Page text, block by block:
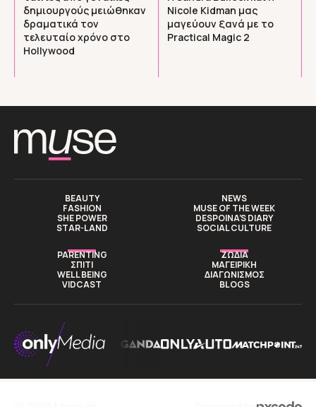
δημιουργούς μειώθηκαν
δραματικά τον
τελευταίο χρόνο στο
Hollywood
Nicole Kidman μας
μαγεύουν ξανά με το
Practical Magic 2
BEAUTY
FASHION
SHE POWER
STAR-LAND
NEWS
MUSE OF THE WEEK
DESPOINA’S DIARY
SOCIAL CULTURE
PARENTING
ΣΠΙΤΙ
WELL BEING
VIDCAST
ΖΩΔΙΑ
ΜΑΓΕΙΡΙΚΗ
ΔΙΑΓΩΝΙΣΜΟΣ
BLOGS